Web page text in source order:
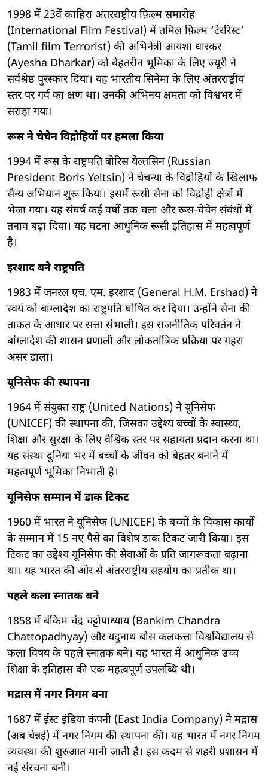
1998 में 23वें काहिरा अंतरराष्ट्रीय फ़िल्म समारोह
(International Film Festival) में तमिल फ़िल्म ‘टेररिस्ट’
(Tamil film Terrorist) की अभिनेत्री आयशा धारकर
(Ayesha Dharkar) को बेहतरीन भूमिका के लिए ज्यूरी ने
सर्वश्रेष्ठ पुरस्कार दिया। यह भारतीय सिनेमा के लिए अंतरराष्ट्रीय
स्तर पर गर्व का क्षण था। उनकी अभिनय क्षमता को विश्वभर में
सराहा गया।
रूस ने चेचेन विद्रोहियों पर हमला किया
1994 में रूस के राष्ट्रपति बोरिस येल्तसिन (Russian
President Boris Yeltsin) ने चेचन्या के विद्रोहियों के खिलाफ
सैन्य अभियान शुरू किया। इसमें रूसी सेना को विद्रोही क्षेत्रों में
भेजा गया। यह संघर्ष कई वर्षों तक चला और रूस-चेचेन संबंधों में
तनाव बढ़ा दिया। यह घटना आधुनिक रूसी इतिहास में महत्वपूर्ण
है।
इरशाद बने राष्ट्रपति
1983 में जनरल एच. एम. इरशाद (General H.M. Ershad) ने
स्वयं को बांग्लादेश का राष्ट्रपति घोषित कर दिया। उन्होंने सेना की
ताकत के आधार पर सत्ता संभाली। इस राजनीतिक परिवर्तन ने
बांग्लादेश की शासन प्रणाली और लोकतांत्रिक प्रक्रिया पर गहरा
असर डाला।
यूनिसेफ की स्थापना
1964 में संयुक्त राष्ट्र (United Nations) ने यूनिसेफ
(UNICEF) की स्थापना की, जिसका उद्देश्य बच्चों के स्वास्थ्य,
शिक्षा और सुरक्षा के लिए वैश्विक स्तर पर सहायता प्रदान करना था।
यह संस्था दुनिया भर में बच्चों के जीवन को बेहतर बनाने में
महत्वपूर्ण भूमिका निभाती है।
यूनिसेफ सम्मान में डाक टिकट
1960 में भारत ने यूनिसेफ (UNICEF) के बच्चों के विकास कार्यों
के सम्मान में 15 नए पैसे का विशेष डाक टिकट जारी किया। इस
टिकट का उद्देश्य यूनिसेफ की सेवाओं के प्रति जागरूकता बढ़ाना
था। यह भारत की ओर से अंतरराष्ट्रीय सहयोग का प्रतीक था।
पहले कला स्नातक बने
1858 में बंकिम चंद्र चट्टोपाध्याय (Bankim Chandra
Chattopadhyay) और यदुनाथ बोस कलकत्ता विश्वविद्यालय से
कला विषय के पहले स्नातक बने। यह भारत में आधुनिक उच्च
शिक्षा के इतिहास की एक महत्वपूर्ण उपलब्धि थी।
मद्रास में नगर निगम बना
1687 में ईस्ट इंडिया कंपनी (East India Company) ने मद्रास
(अब चेन्नई) में नगर निगम की स्थापना की। यह भारत में नगर निगम
व्यवस्था की शुरुआत मानी जाती है। इस कदम से शहरी प्रशासन में
नई संरचना बनी।